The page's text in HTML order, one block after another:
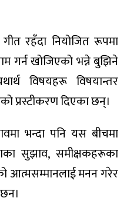
रहँदा नियोजित रूपमा
गर्न खोजिएको भन्ने बुझिने
विषयहरू विषयान्तर
प्रस्टीकरण दिएका छन्।
भन्दा पनि यस बीचमा
सुझाव, समीक्षकहरूका
आत्मसम्मानलाई मनन गरेर